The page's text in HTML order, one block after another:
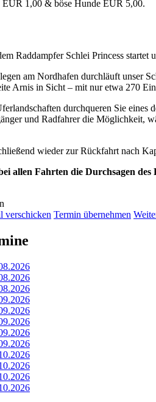
EUR 1,00 & böse Hunde EUR 5,00.
Raddampfer Schlei Princess
am Nordhafen durchläuft unser
Arnis in Sicht – mit nur etwa 270
durchqueren Sie eines
und Radfahrer die Möglichkeit,
wieder zur Rückfahrt nach
allen Fahrten die Durchsagen
verschicken Termin übernehmen